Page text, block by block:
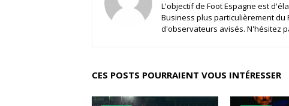
L'objectif de Foot Espagne est
Business plus particulièrement du
d'observateurs avisés. N'hésitez
CES POSTS POURRAIENT VOUS INTÉRESSER